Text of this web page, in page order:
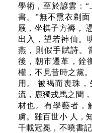
學術，至於諺雲：
書。”無不熏衣剃
屐，坐棋子方褥，
出入，望若神仙。
燕，則假手賦詩。
後，朝市遷革，銓
權，不見昔時之黨
用。 被褐而喪珠
流，鹿獨戎馬之間
材也。有學藝者，
虜。雖百世小 人，
千載冠冕，不曉書